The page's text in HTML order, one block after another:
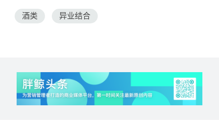
酒类 异业结合